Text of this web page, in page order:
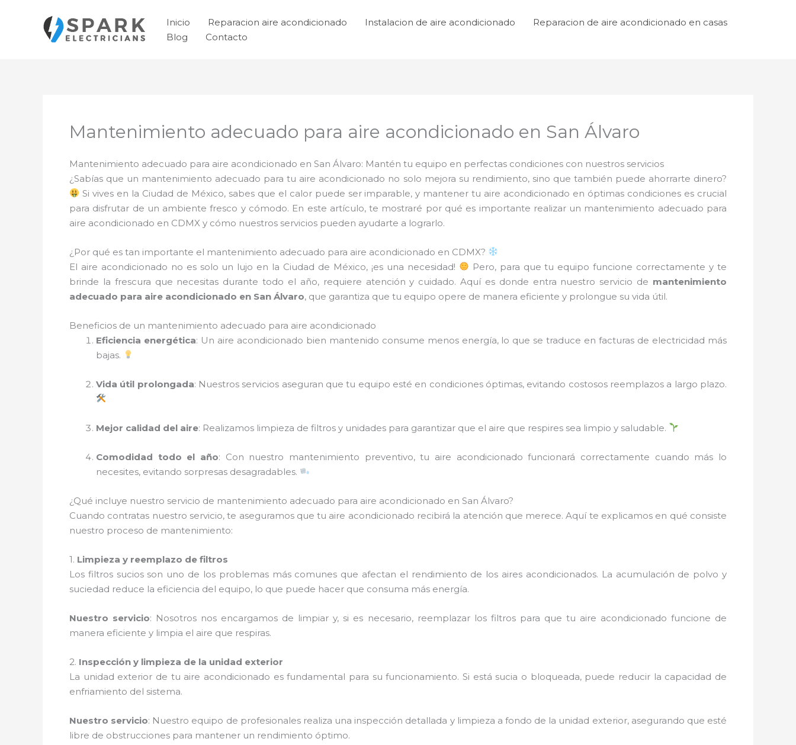
contenido
Inicio Reparacion aire acondicionado Instalacion de aire acondicionado
Reparacion de aire acondicionado en casas
Blog
Contacto
Mantenimiento adecuado para aire acondicionado en San Álvaro
Mantenimiento adecuado para aire acondicionado en San Álvaro: Mantén tu equipo en perfectas condiciones con nuestros servicios
¿Sabías que un mantenimiento adecuado para tu aire acondicionado no solo mejora su rendimiento, sino que también puede ahorrarte dinero?
Si vives en la Ciudad de México, sabes que el calor puede ser imparable, y mantener tu aire acondicionado en óptimas condiciones es crucial
para disfrutar de un ambiente fresco y cómodo. En este artículo, te mostraré por qué es importante realizar un mantenimiento adecuado para
aire acondicionado en CDMX y cómo nuestros servicios pueden ayudarte a lograrlo.
¿Por qué es tan importante el mantenimiento adecuado para aire acondicionado en CDMX?
El aire acondicionado no es solo un lujo en la Ciudad de México, ¡es una necesidad!
Pero, para que tu equipo funcione correctamente y te
brinde la frescura que necesitas durante todo el año, requiere atención y cuidado. Aquí es donde entra nuestro servicio de mantenimiento
adecuado para aire acondicionado en San Álvaro, que garantiza que tu equipo opere de manera eficiente y prolongue su vida útil.
Beneficios de un mantenimiento adecuado para aire acondicionado
Eficiencia energética: Un aire acondicionado bien mantenido consume menos energía, lo que se traduce en facturas de electricidad más
bajas.
Vida útil prolongada: Nuestros servicios aseguran que tu equipo esté en condiciones óptimas, evitando costosos reemplazos a largo plazo.
Mejor calidad del aire: Realizamos limpieza de filtros y unidades para garantizar que el aire que respires sea limpio y saludable.
Comodidad todo el año: Con nuestro mantenimiento preventivo, tu aire acondicionado funcionará correctamente cuando más lo
necesites, evitando sorpresas desagradables.
¿Qué incluye nuestro servicio de mantenimiento adecuado para aire acondicionado en San Álvaro?
Cuando contratas nuestro servicio, te aseguramos que tu aire acondicionado recibirá la atención que merece. Aquí te explicamos en qué consiste
nuestro proceso de mantenimiento:
1. Limpieza y reemplazo de filtros
Los filtros sucios son uno de los problemas más comunes que afectan el rendimiento de los aires acondicionados. La acumulación de polvo y
suciedad reduce la eficiencia del equipo, lo que puede hacer que consuma más energía.
Nuestro servicio: Nosotros nos encargamos de limpiar y, si es necesario, reemplazar los filtros para que tu aire acondicionado funcione de
manera eficiente y limpia el aire que respiras.
2. Inspección y limpieza de la unidad exterior
La unidad exterior de tu aire acondicionado es fundamental para su funcionamiento. Si está sucia o bloqueada, puede reducir la capacidad de
enfriamiento del sistema.
Nuestro servicio: Nuestro equipo de profesionales realiza una inspección detallada y limpieza a fondo de la unidad exterior, asegurando que esté
libre de obstrucciones para mantener un rendimiento óptimo.